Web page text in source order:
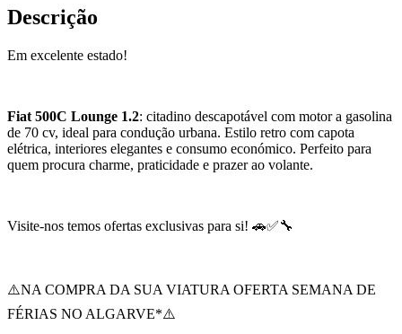
Descrição
Em excelente estado!
Fiat 500C Lounge 1.2: citadino descapotável com motor a gasolina
de 70 cv, ideal para condução urbana. Estilo retro com capota
elétrica, interiores elegantes e consumo económico. Perfeito para
quem procura charme, praticidade e prazer ao volante.
Visite-nos temos ofertas exclusivas para si! 🚗✅🔧
⚠️NA COMPRA DA SUA VIATURA OFERTA SEMANA DE
FÉRIAS NO ALGARVE*⚠️